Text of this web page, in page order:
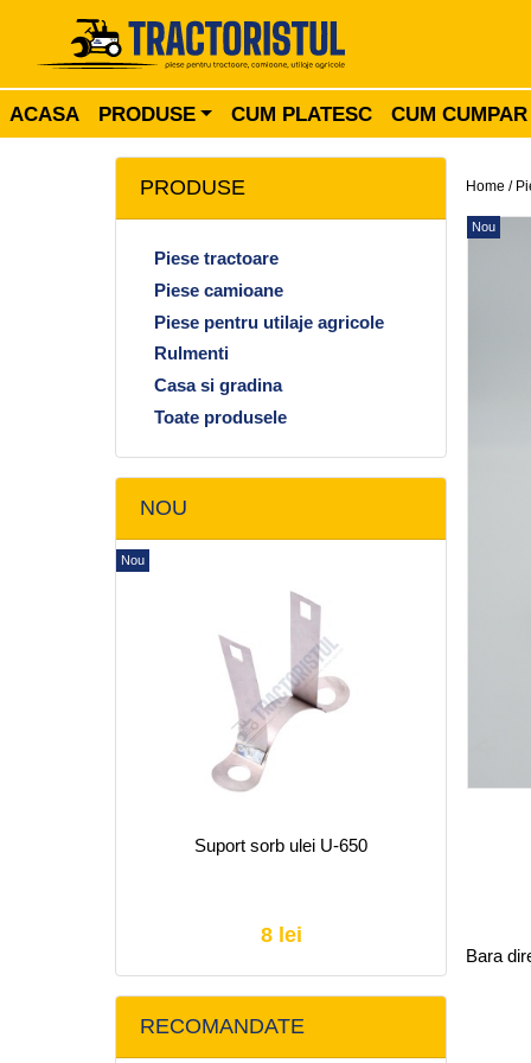
ACASA PRODUSE CUM PLATESC CUM CUMPAR
PRODUSE
Piese tractoare
Piese camioane
Piese pentru utilaje agricole
Rulmenti
Casa si gradina
Toate produsele
NOU
Nou
Suport sorb ulei U-650
8 lei
RECOMANDATE
Home /
Nou
Bara